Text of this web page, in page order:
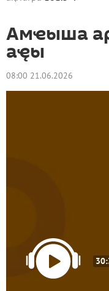
Амҽыша
аҿы
08:00 21.06.2026